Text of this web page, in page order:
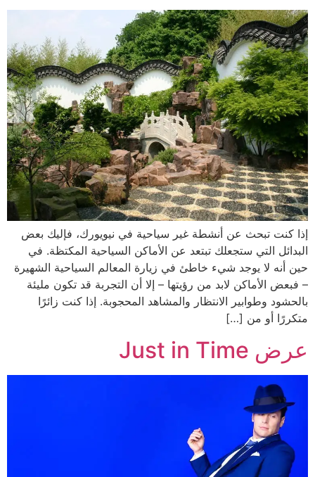
إذا كنت تبحث عن أنشطة غير سياحية في نيويورك، فإليك بعض
البدائل التي ستجعلك تبتعد عن الأماكن السياحية المكتظة. في
حين أنه لا يوجد شيء خاطئ في زيارة المعالم السياحية الشهيرة
– فبعض الأماكن لابد من رؤيتها – إلا أن التجربة قد تكون مليئة
بالحشود وطوابير الانتظار والمشاهد المحجوبة. إذا كنت زائرًا
متكررًا أو من […]
عرض Just in Time